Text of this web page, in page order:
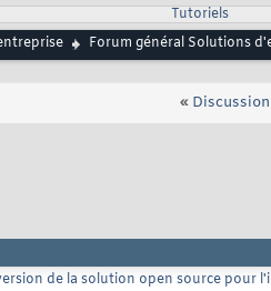
Tutoriels
Forum général Solutions
«
de la solution open source pour